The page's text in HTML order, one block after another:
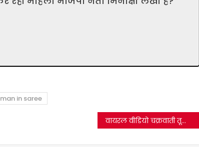
in saree
वायरल वीडियो चक्रवाती तूफान बिपरजॉय का नहीं, बल्कि 2022 में कर्नाटक में आए तूफान का है।